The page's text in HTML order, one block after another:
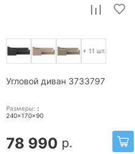
+ 11 шт.
Угловой диван 3733797
Размеры: :
240x170x90
78 990 р.